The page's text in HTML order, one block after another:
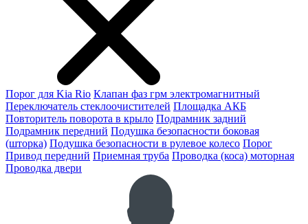
Порог для Kia Rio Клапан фаз грм электромагнитный
Переключатель стеклоочистителей Площадка АКБ
Повторитель поворота в крыло Подрамник задний
Подрамник передний Подушка безопасности боковая
(шторка) Подушка безопасности в рулевое колесо Порог
Привод передний Приемная труба Проводка (коса) моторная
Проводка двери